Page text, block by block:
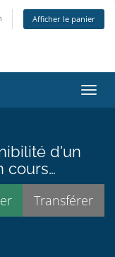
Afficher le panier
d'un
cours…